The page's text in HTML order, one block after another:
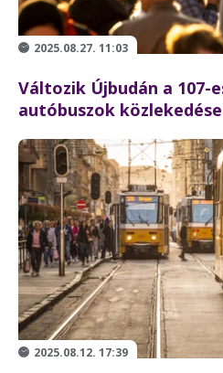
2025.08.27. 11:03
Változik Újbudán a 107-
autóbuszok
2025.08.12. 17:39